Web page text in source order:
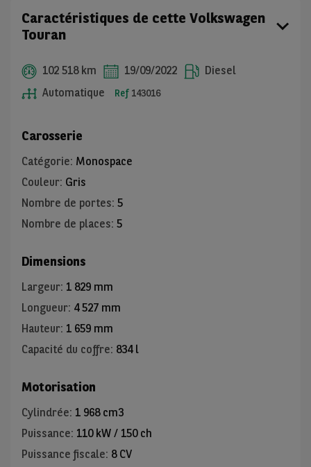
Caractéristiques de cette Volkswagen
Touran
102 518 km 19/09/2022
Diesel
Automatique
Ref 143016
Carosserie
Catégorie: Monospace
Couleur: Gris
Nombre de portes: 5
Nombre de places: 5
Dimensions
Largeur: 1 829 mm
Longueur: 4 527 mm
Hauteur: 1 659 mm
Capacité du coffre: 834 l
Motorisation
Cylindrée: 1 968 cm3
Puissance: 110 kW / 150 ch
Puissance fiscale: 8 CV